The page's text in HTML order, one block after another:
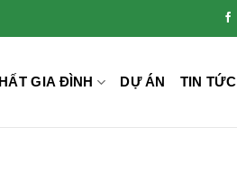
GIA ĐÌNH DỰ ÁN TIN TỨC